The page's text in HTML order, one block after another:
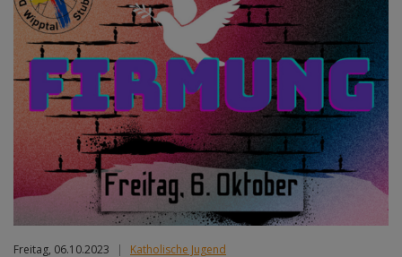
Freitag, 06.10.2023 | Katholische Jugend